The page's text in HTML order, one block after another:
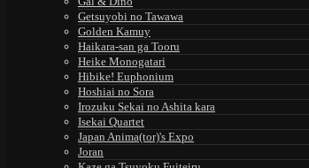
Getsuyobi no Tawawa
Golden Kamuy
Haikara-san ga Tooru
Heike Monogatari
Hibike! Euphonium
Hoshiai no Sora
Irozuku Sekai no Ashita kara
Isekai Quartet
Japan Anima(tor)'s Expo
Joran